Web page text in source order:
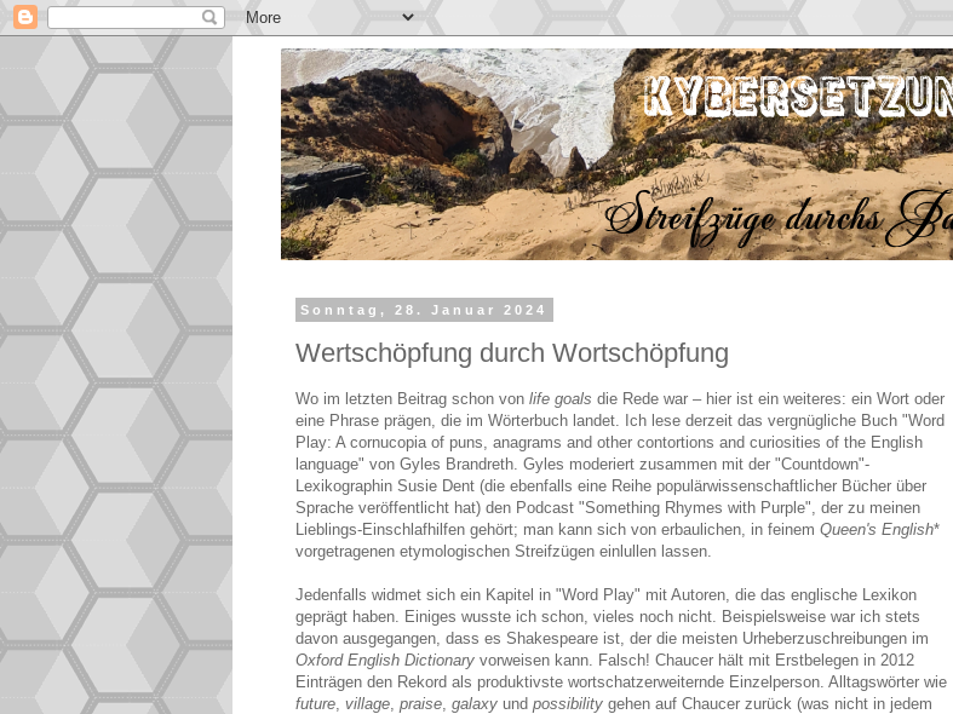
Sonntag, 28. Januar 2024
Wertschöpfung durch Wortschöpfung
Wo im letzten Beitrag schon von life goals die Rede war – hier ist ein weiteres: ein Wort oder
eine Phrase prägen, die im Wörterbuch landet. Ich lese derzeit das vergnügliche Buch "Word
Play: A cornucopia of puns, anagrams and other contortions and curiosities of the English
language" von Gyles Brandreth. Gyles moderiert zusammen mit der "Countdown"-
Lexikographin Susie Dent (die ebenfalls eine Reihe populärwissenschaftlicher Bücher über
Sprache veröffentlicht hat) den Podcast "Something Rhymes with Purple", der zu meinen
Lieblings-Einschlafhilfen gehört; man kann sich von erbaulichen, in feinem Queen's English*
vorgetragenen etymologischen Streifzügen einlullen lassen.
Jedenfalls widmet sich ein Kapitel in "Word Play" mit Autoren, die das englische Lexikon
geprägt haben. Einiges wusste ich schon, vieles noch nicht. Beispielsweise war ich stets
davon ausgegangen, dass es Shakespeare ist, der die meisten Urheberzuschreibungen im
Oxford English Dictionary vorweisen kann. Falsch! Chaucer hält mit Erstbelegen in 2012
Einträgen den Rekord als produktivste wortschatzerweiternde Einzelperson. Alltagswörter wie
future village praise galaxy und possibility gehen auf Chaucer zurück (was nicht in jedem